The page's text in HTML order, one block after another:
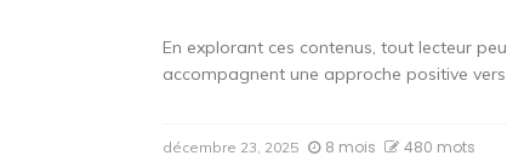
En explorant ces contenus, tout lecteur
accompagnent une approche positive
décembre 23, 2025 8 mois 480 mots